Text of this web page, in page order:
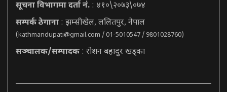
सूचना विभागमा दर्ता नं. : ४१०\२०७३\०७४
सम्पर्क ठेगाना : झम्सीखेल, ललितपुर, नेपाल
(kathmandupati@gmail.com / 01-5010547 / 9801028760)
सञ्चालक/सम्पादक : रोशन बहादुर खड्का